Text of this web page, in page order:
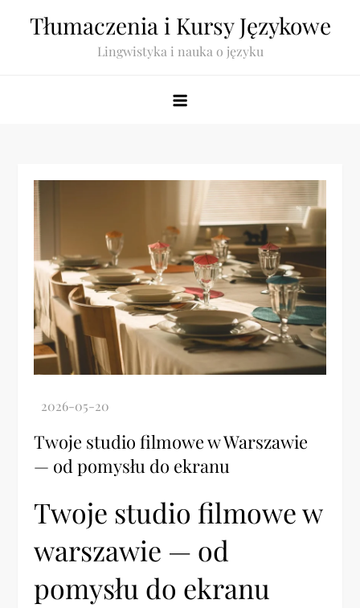
Tłumaczenia i Kursy Językowe
Lingwistyka i nauka o języku
Twoje studio filmowe w Warszawie
— od pomysłu do ekranu
Twoje studio filmowe w
warszawie — od
pomysłu do ekranu